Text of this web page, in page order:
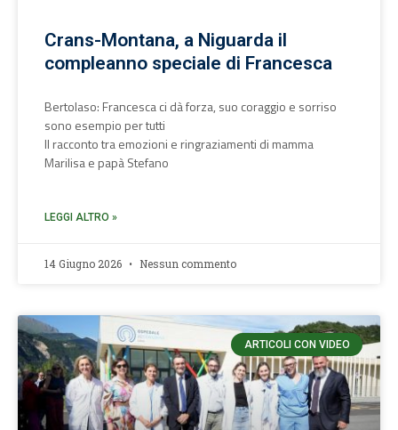
Crans-Montana, a Niguarda il
compleanno speciale di Francesca
Bertolaso: Francesca ci dà forza, suo coraggio e sorriso
sono esempio per tutti
Il racconto tra emozioni e ringraziamenti di mamma
Marilisa e papà Stefano
LEGGI ALTRO »
14 Giugno 2026 Nessun commento
ARTICOLI CON VIDEO